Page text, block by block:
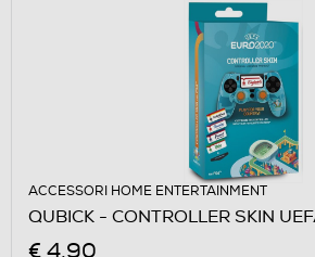
ACCESSORI HOME ENTERTAINMENT
QUBICK - CONTROLLER SKIN
€ 4,90